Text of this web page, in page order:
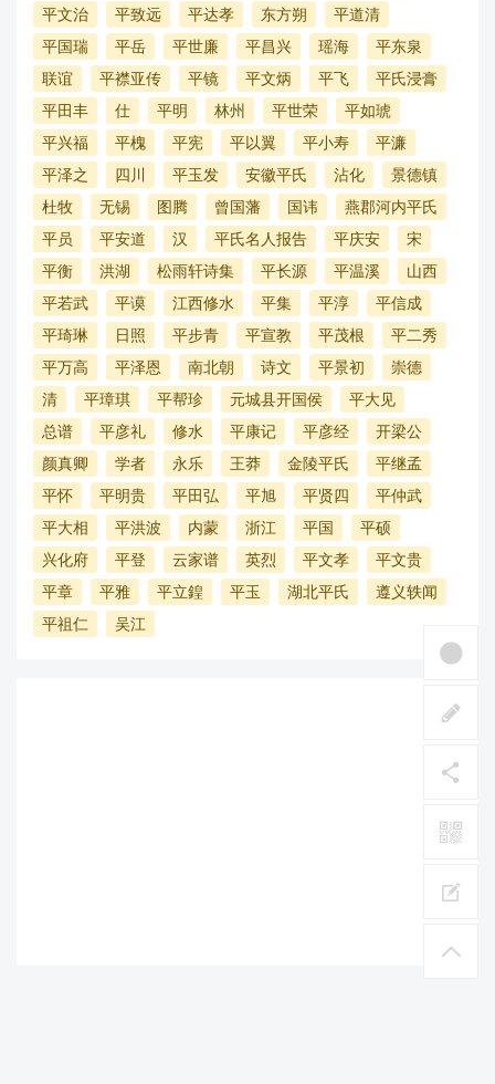
平文治
平致远 平达孝 东方朔
平道清
平国瑞
平岳 平世廉 平昌兴 瑶海
平东泉
联谊
平襟亚传 平镜 平文炳 平飞
平氏浸膏
平田丰
仕 平明 林州 平世荣
平如琥
平兴福
平槐 平宪 平以翼 平小寿
平濂
平泽之
四川 平玉发 安徽平氏 沾化
景德镇
杜牧
无锡 图腾 曾国藩 国讳
燕郡河内平氏
平员
平安道 汉 平氏名人报告 平庆安
宋
平衡
洪湖 松雨轩诗集 平长源 平温溪
山西
平若武
平谟 江西修水 平集 平淳
平信成
平琦琳
日照 平步青 平宣教 平茂根
平二秀
平万高
平泽恩 南北朝 诗文 平景初
崇德
清
平璋琪 平帮珍 元城县开国侯
平大见
总谱
平彦礼 修水 平康记 平彦经
开梁公
颜真卿
学者 永乐 王莽 金陵平氏
平继孟
平怀
平明贵 平田弘 平旭 平贤四
平仲武
平大相
平洪波 内蒙 浙江 平国
平硕
兴化府
平登 云家谱 英烈 平文孝
平文贵
平章
平雅 平立鍠 平玉 湖北平氏
遵义轶闻
平祖仁
吴江